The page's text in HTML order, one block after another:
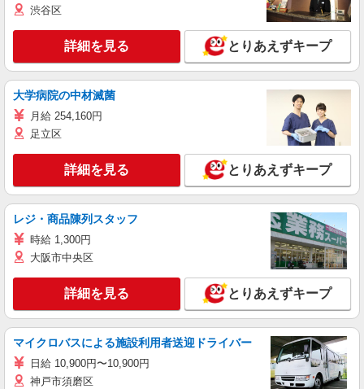
渋谷区
詳細を見る とりあえずキープ
大学病院の中材滅菌
月給 254,160円
足立区
詳細を見る とりあえずキープ
レジ・商品陳列スタッフ
時給 1,300円
大阪市中央区
詳細を見る とりあえずキープ
マイクロバスによる施設利用者送迎ドライバー
日給 10,900円〜10,900円
神戸市須磨区